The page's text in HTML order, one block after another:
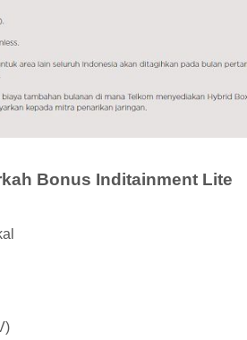
Bonus Inditainment Lite